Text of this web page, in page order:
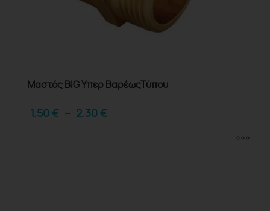
Μαστός BIG Υπερ ΒαρέωςΤύπου
1.50€ – 2.30€